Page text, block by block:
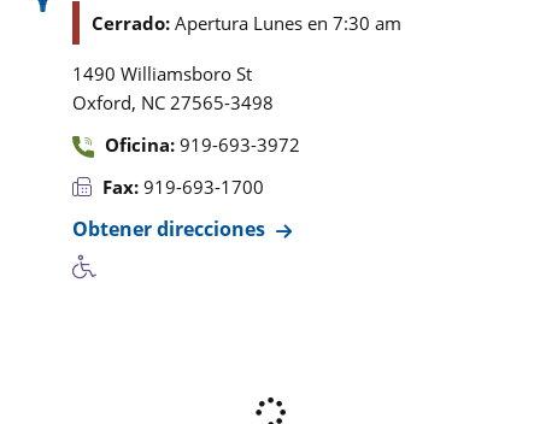
Cerrado: Apertura Lunes en 7:30 am
1490 Williamsboro St
Oxford, NC 27565-3498
Oficina: 919-693-3972
Fax: 919-693-1700
Obtener direcciones